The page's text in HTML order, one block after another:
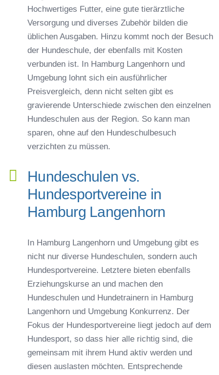
Hochwertiges Futter, eine gute tierärztliche
Versorgung und diverses Zubehör bilden die
üblichen Ausgaben. Hinzu kommt noch der Besuch
der Hundeschule, der ebenfalls mit Kosten
verbunden ist. In Hamburg Langenhorn und
Umgebung lohnt sich ein ausführlicher
Preisvergleich, denn nicht selten gibt es
gravierende Unterschiede zwischen den einzelnen
Hundeschulen aus der Region. So kann man
sparen, ohne auf den Hundeschulbesuch
verzichten zu müssen.
Hundeschulen vs.
Hundesportvereine in
Hamburg Langenhorn
In Hamburg Langenhorn und Umgebung gibt es
nicht nur diverse Hundeschulen, sondern auch
Hundesportvereine. Letztere bieten ebenfalls
Erziehungskurse an und machen den
Hundeschulen und Hundetrainern in Hamburg
Langenhorn und Umgebung Konkurrenz. Der
Fokus der Hundesportvereine liegt jedoch auf dem
Hundesport, so dass hier alle richtig sind, die
gemeinsam mit ihrem Hund aktiv werden und
diesen auslasten möchten. Entsprechende